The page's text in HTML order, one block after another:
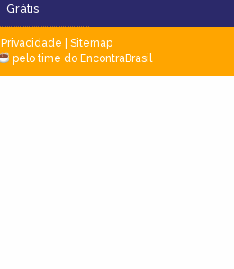
Grátis
Privacidade
Sitemap
pelo time do EncontraBrasil